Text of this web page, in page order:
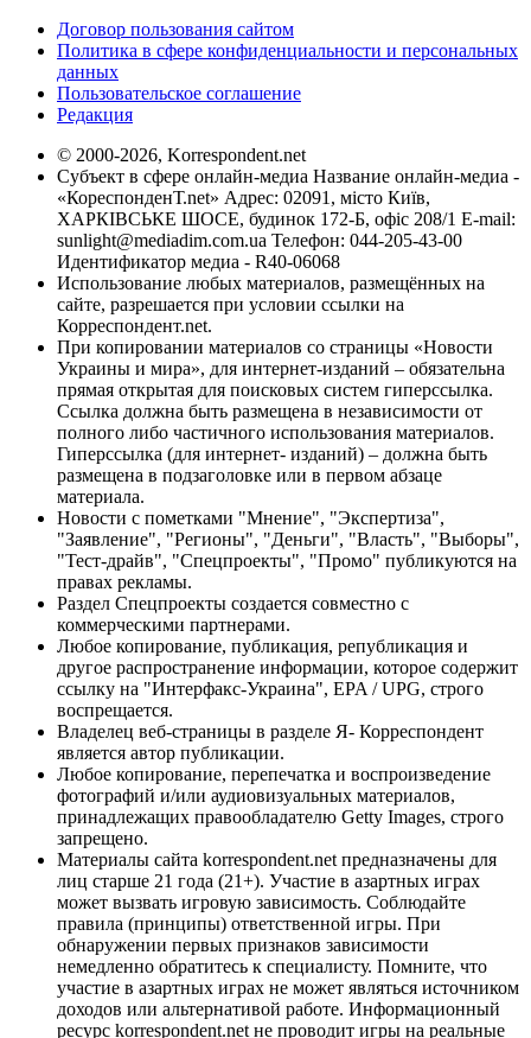
Договор пользования сайтом
Политика в сфере конфиденциальности и персональных
данных
Пользовательское соглашение
Редакция
© 2000-2026, Korrespondent.net
Субъект в сфере онлайн-медиа Название онлайн-медиа -
«КореспонденТ.net» Адрес: 02091, місто Київ,
ХАРКІВСЬКЕ ШОСЕ, будинок 172-Б, офіс 208/1 E-mail:
sunlight@mediadim.com.ua Телефон: 044-205-43-00
Идентификатор медиа - R40-06068
Использование любых материалов, размещённых на
сайте, разрешается при условии ссылки на
Корреспондент.net.
При копировании материалов со страницы «Новости
Украины и мира», для интернет-изданий – обязательна
прямая открытая для поисковых систем гиперссылка.
Ссылка должна быть размещена в независимости от
полного либо частичного использования материалов.
Гиперссылка (для интернет- изданий) – должна быть
размещена в подзаголовке или в первом абзаце
материала.
Новости с пометками "Мнение", "Экспертиза",
"Заявление", "Регионы", "Деньги", "Власть", "Выборы",
"Тест-драйв", "Спецпроекты", "Промо" публикуются на
правах рекламы.
Раздел Спецпроекты создается совместно с
коммерческими партнерами.
Любое копирование, публикация, републикация и
другое распространение информации, которое содержит
ссылку на "Интерфакс-Украина", EPA / UPG, строго
воспрещается.
Владелец веб-страницы в разделе Я- Корреспондент
является автор публикации.
Любое копирование, перепечатка и воспроизведение
фотографий и/или аудиовизуальных материалов,
принадлежащих правообладателю Getty Images, строго
запрещено.
Материалы сайта korrespondent.net предназначены для
лиц старше 21 года (21+). Участие в азартных играх
может вызвать игровую зависимость. Соблюдайте
правила (принципы) ответственной игры. При
обнаружении первых признаков зависимости
немедленно обратитесь к специалисту. Помните, что
участие в азартных играх не может являться источником
доходов или альтернативой работе. Информационный
ресурс korrespondent.net не проводит игры на реальные